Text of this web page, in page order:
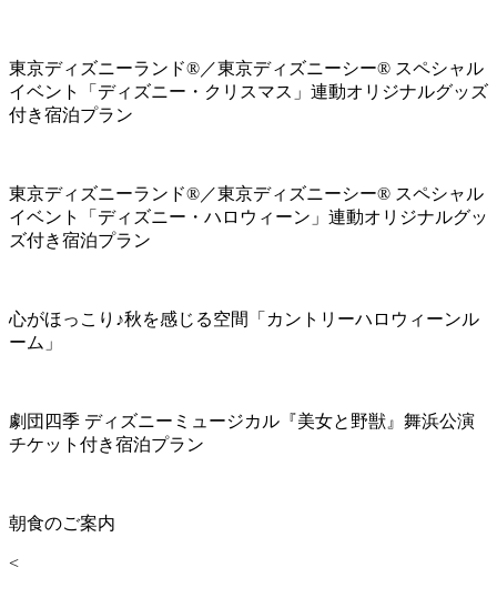
東京ディズニーランド®／東京ディズニーシー® スペシャル
イベント「ディズニー・クリスマス」連動オリジナルグッズ
付き宿泊プラン
東京ディズニーランド®／東京ディズニーシー® スペシャル
イベント「ディズニー・ハロウィーン」連動オリジナルグッ
ズ付き宿泊プラン
心がほっこり♪秋を感じる空間「カントリーハロウィーンル
ーム」
劇団四季 ディズニーミュージカル『美女と野獣』舞浜公演
チケット付き宿泊プラン
朝食のご案内
<